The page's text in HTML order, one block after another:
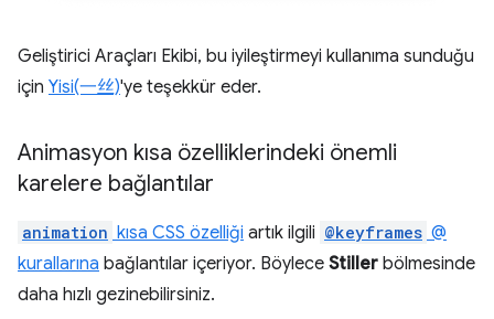
Geliştirici Araçları Ekibi, bu iyileştirmeyi kullanıma sunduğu
için Yisi(一丝)'ye teşekkür eder.
Animasyon kısa özelliklerindeki önemli
karelere bağlantılar
animation kısa CSS özelliği artık ilgili @keyframes @
kurallarına bağlantılar içeriyor. Böylece Stiller bölmesinde
daha hızlı gezinebilirsiniz.